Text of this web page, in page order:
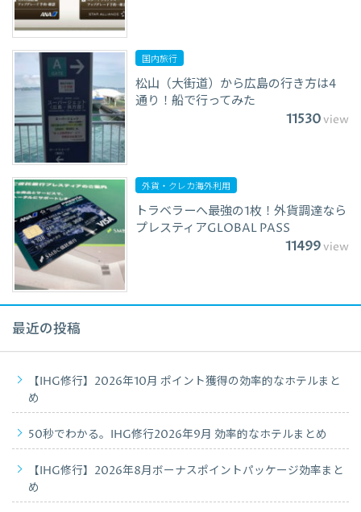
国内旅行
松山（大街道）から広島の行き方は4
通り！船で行ってみた
11530view
外貨・クレカ海外利用
トラベラーへ最強の1枚！外貨調達なら
プレスティアGLOBAL PASS
11499view
最近の投稿
【IHG修行】2026年10月 ポイント獲得の効率的なホテルまと
め
50秒でわかる。IHG修行2026年9月 効率的なホテルまとめ
【IHG修行】2026年8月ボーナスポイントパッケージ効率まと
め